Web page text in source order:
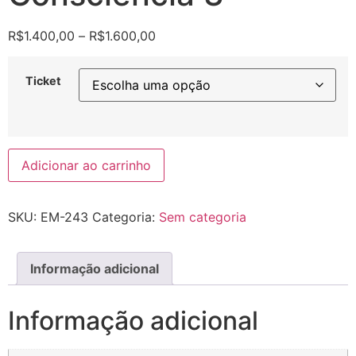
R$1.400,00 – R$1.600,00
Ticket
Adicionar ao carrinho
SKU: EM-243 Categoria: Sem categoria
Informação adicional
Informação adicional